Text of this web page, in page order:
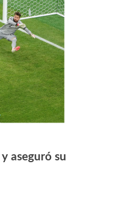
aseguró su